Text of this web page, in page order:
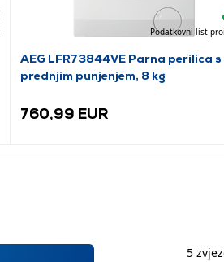
Podatkovni list
AEG LFR73844VE Parna perilica s
prednjim punjenjem, 8 kg
760,99 EUR
5